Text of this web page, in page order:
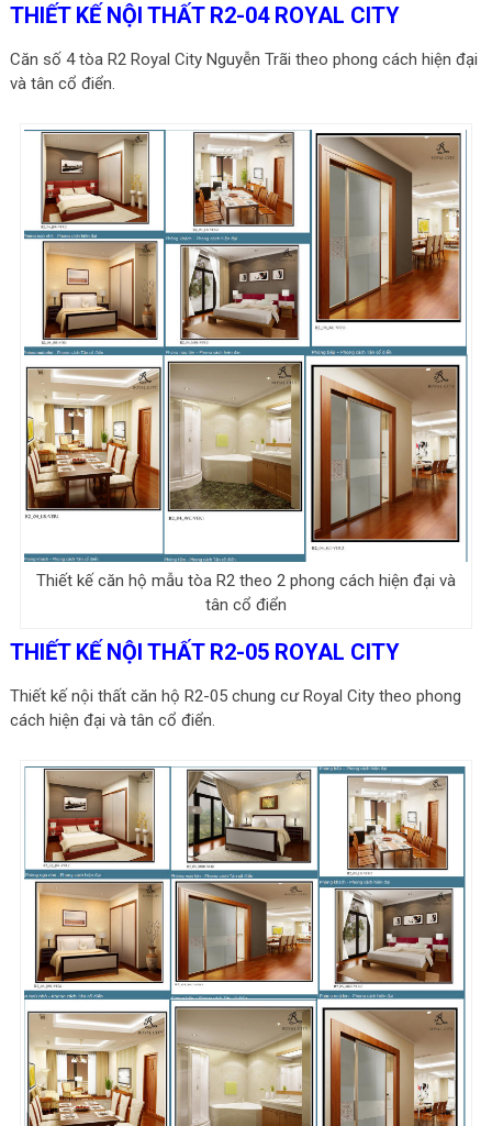
THIẾT KẾ NỘI THẤT R2-04 ROYAL CITY
Căn số 4 tòa R2 Royal City Nguyễn Trãi theo phong cách hiện đại
và tân cổ điển.
Thiết kế căn hộ mẫu tòa R2 theo 2 phong cách hiện đại và
tân cổ điển
THIẾT KẾ NỘI THẤT R2-05 ROYAL CITY
Thiết kế nội thất căn hộ R2-05 chung cư Royal City theo phong
cách hiện đại và tân cổ điển.